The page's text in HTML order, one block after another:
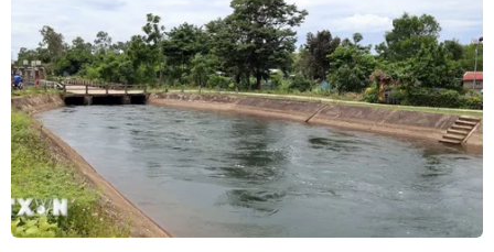
CƠ QUAN CHỦ QUẢN: THÔNG TẤN XÃ VIỆT NAM
Tổng Biên tập: TRẦN TIẾN DUẨN
Phó Tổng Biên tập: NGUYỄN THỊ TÁM, KHÚC THANH
THỦY